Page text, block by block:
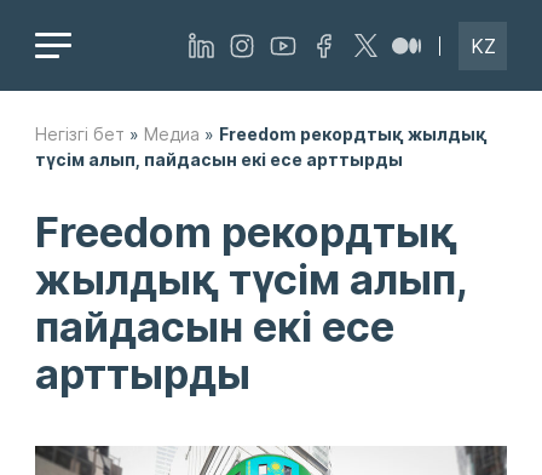
KZ
Негізгі бет » Медиа » Freedom рекордтық жылдық
түсім алып, пайдасын екі есе арттырды
Freedom рекордтық
жылдық түсім алып,
пайдасын екі есе
арттырды